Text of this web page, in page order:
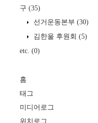
구 (35)
선거운동본부 (30)
김한울 후원회 (5)
etc. (0)
홈
태그
미디어로그
위치로그